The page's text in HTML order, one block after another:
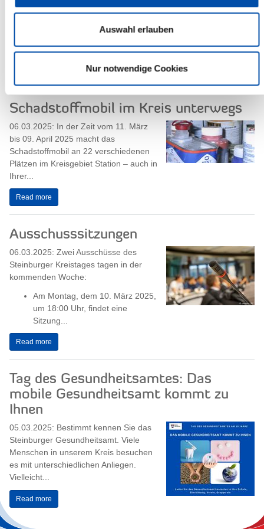
Auswahl erlauben
Nur notwendige Cookies
Steinburger Verkehrsaufsicht ist heute
wegen des Warnstreiks im öffentlichen
Schadstoffmobil im Kreis unterwegs
06.03.2025: In der Zeit vom 11. März
bis 09. April 2025 macht das
Schadstoffmobil an 22 verschiedenen
Plätzen im Kreisgebiet Station – auch in
Ihrer...
Read more
Ausschusssitzungen
06.03.2025: Zwei Ausschüsse des
Steinburger Kreistages tagen in der
kommenden Woche:
Am Montag, dem 10. März 2025,
um 18:00 Uhr, findet eine
Sitzung...
Read more
Tag des Gesundheitsamtes: Das
mobile Gesundheitsamt kommt zu
Ihnen
05.03.2025: Bestimmt kennen Sie das
Steinburger Gesundheitsamt. Viele
Menschen in unserem Kreis besuchen
es mit unterschiedlichen Anliegen.
Vielleicht...
Read more